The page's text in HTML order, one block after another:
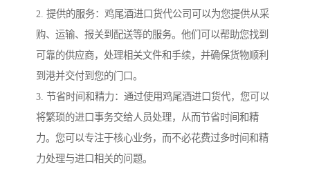
2. 提供的服务：鸡尾酒进口货代公司可以为您提供从采
购、运输、报关到配送等的服务。他们可以帮助您找到
可靠的供应商，处理相关文件和手续，并确保货物顺利
到港并交付到您的门口。
3. 节省时间和精力：通过使用鸡尾酒进口货代，您可以
将繁琐的进口事务交给人员处理，从而节省时间和精
力。您可以专注于核心业务，而不必花费过多时间和精
力处理与进口相关的问题。